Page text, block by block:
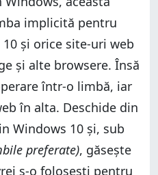
implicită pentru
și orice site-uri web
și alte browsere. Însă
într-o limbă, iar
în alta. Deschide din
Windows 10 și, sub
preferate), găsește
s-o folosești pentru